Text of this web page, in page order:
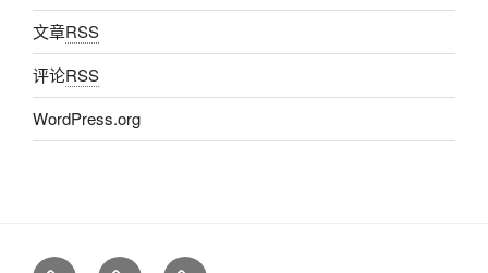
文章RSS
评论RSS
WordPress.org